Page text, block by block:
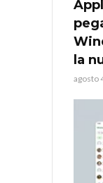
la
agosto